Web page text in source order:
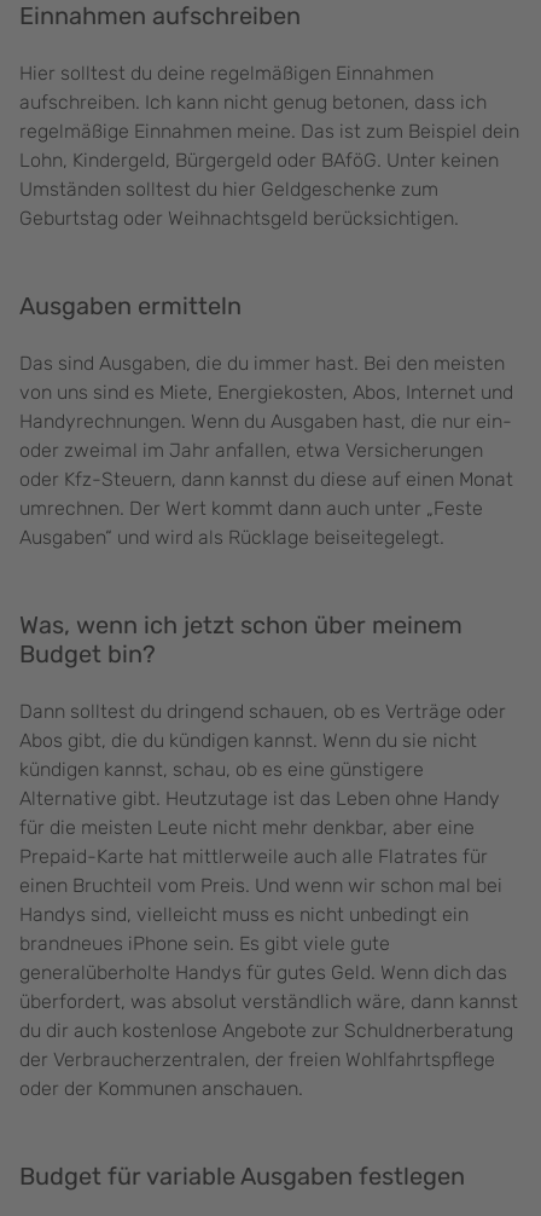
Einnahmen aufschreiben
Hier solltest du deine regelmäßigen Einnahmen
aufschreiben. Ich kann nicht genug betonen, dass ich
regelmäßige Einnahmen meine. Das ist zum Beispiel dein
Lohn, Kindergeld, Bürgergeld oder BAföG. Unter keinen
Umständen solltest du hier Geldgeschenke zum
Geburtstag oder Weihnachtsgeld berücksichtigen.
Ausgaben ermitteln
Das sind Ausgaben, die du immer hast. Bei den meisten
von uns sind es Miete, Energiekosten, Abos, Internet und
Handyrechnungen. Wenn du Ausgaben hast, die nur ein-
oder zweimal im Jahr anfallen, etwa Versicherungen
oder Kfz-Steuern, dann kannst du diese auf einen Monat
umrechnen. Der Wert kommt dann auch unter „Feste
Ausgaben“ und wird als Rücklage beiseitegelegt.
Was, wenn ich jetzt schon über meinem
Budget bin?
Dann solltest du dringend schauen, ob es Verträge oder
Abos gibt, die du kündigen kannst. Wenn du sie nicht
kündigen kannst, schau, ob es eine günstigere
Alternative gibt. Heutzutage ist das Leben ohne Handy
für die meisten Leute nicht mehr denkbar, aber eine
Prepaid-Karte hat mittlerweile auch alle Flatrates für
einen Bruchteil vom Preis. Und wenn wir schon mal bei
Handys sind, vielleicht muss es nicht unbedingt ein
brandneues iPhone sein. Es gibt viele gute
generalüberholte Handys für gutes Geld. Wenn dich das
überfordert, was absolut verständlich wäre, dann kannst
du dir auch kostenlose Angebote zur Schuldnerberatung
der Verbraucherzentralen, der freien Wohlfahrtspflege
oder der Kommunen anschauen.
Budget für variable Ausgaben festlegen